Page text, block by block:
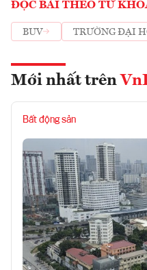
ĐỌC BÀI THEO TỪ
BUV TRƯỜNG ĐẠI
Mới nhất trên
Bất động sản